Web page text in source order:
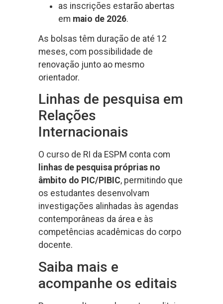
as inscrições estarão abertas
em maio de 2026.
As bolsas têm duração de até 12
meses, com possibilidade de
renovação junto ao mesmo
orientador.
Linhas de pesquisa em
Relações
Internacionais
O curso de RI da ESPM conta com
linhas de pesquisa próprias no
âmbito do PIC/PIBIC, permitindo que
os estudantes desenvolvam
investigações alinhadas às agendas
contemporâneas da área e às
competências acadêmicas do corpo
docente.
Saiba mais e
acompanhe os editais